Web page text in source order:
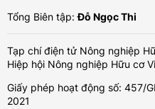
Tổng Biên tập:Đỗ Ngọc Thi
Tạp chí điện tử Nông nghiệp
Hiệp hội Nông nghiệp Hữu cơ
Giấy phép hoạt động số: 457/
2021